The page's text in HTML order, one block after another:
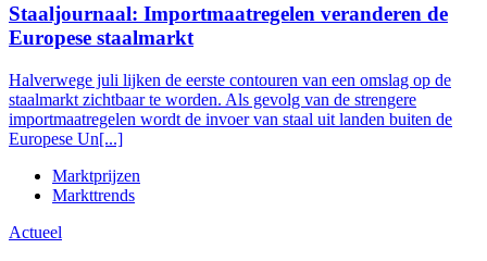
Staaljournaal: Importmaatregelen veranderen de
Europese staalmarkt
Halverwege juli lijken de eerste contouren van een omslag op de
staalmarkt zichtbaar te worden. Als gevolg van de strengere
importmaatregelen wordt de invoer van staal uit landen buiten de
Europese Un[...]
Marktprijzen
Markttrends
Actueel